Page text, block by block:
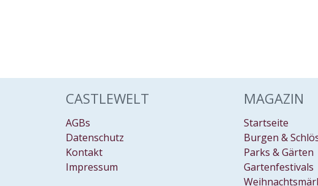
CASTLEWELT
AGBs
Datenschutz
Kontakt
Impressum
MAGAZIN
Startseite
Burgen &
Parks & Gärten
Gartenfestivals